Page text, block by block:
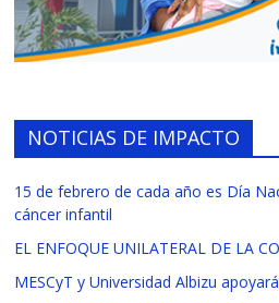
NOTICIAS DE IMPACTO
15 de febrero de cada año es Día
cáncer infantil
EL ENFOQUE UNILATERAL DE LA
MESCyT y Universidad Albizu